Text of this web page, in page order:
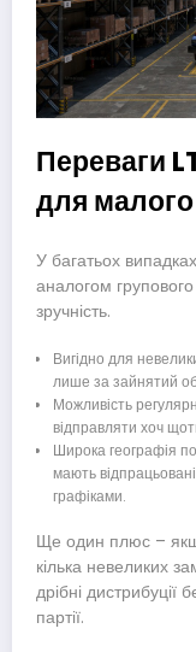
Переваги
для малого
У багатьох
аналогом групового
зручність.
Вигідно для
лише за зайнятий
Можливість
відправляти хоч
Широка географія
мають
графіками.
Ще один плюс –
кілька невеликих
дрібні дистрибуції
партії.